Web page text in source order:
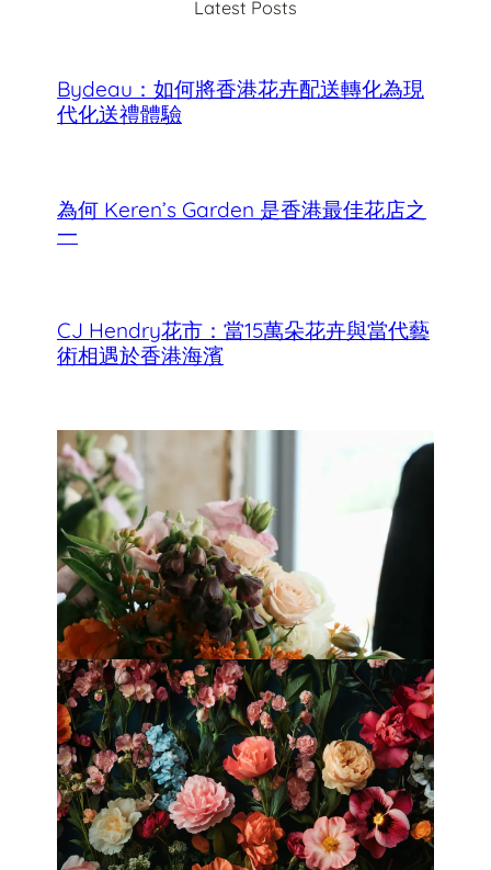
Latest Posts
Bydeau：如何將香港花卉配送轉化為現
代化送禮體驗
為何 Keren’s Garden 是香港最佳花店之
一
CJ Hendry花市：當15萬朵花卉與當代藝
術相遇於香港海濱
香港母親節最佳花店
Fleurology by H.：奢華花藝工作室